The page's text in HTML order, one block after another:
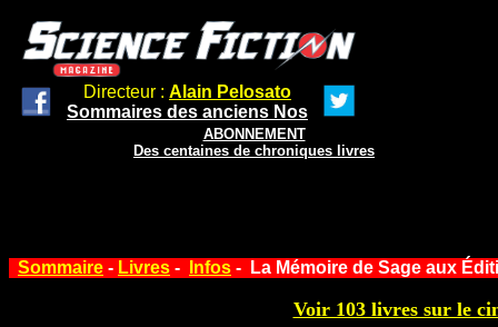
Directeur : Alain Pelosato
Sommaires des anciens Nos
ABONNEMENT
Des centaines de chroniques livres
Sommaire - Livres - Infos - La Mémoire de Sage aux
Voir 103 livres sur le